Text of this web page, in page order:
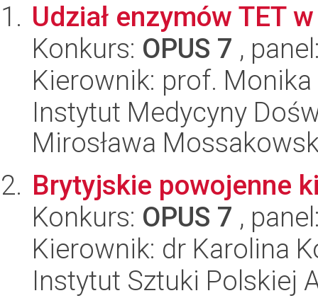
Udział enzymów TET
Konkurs: OPUS 7 ,
Kierownik: prof.
Instytut Medycyny
Mirosława
Brytyjskie powojenne
Konkurs: OPUS 7 ,
Kierownik: dr Karolina
Instytut Sztuki Polskiej